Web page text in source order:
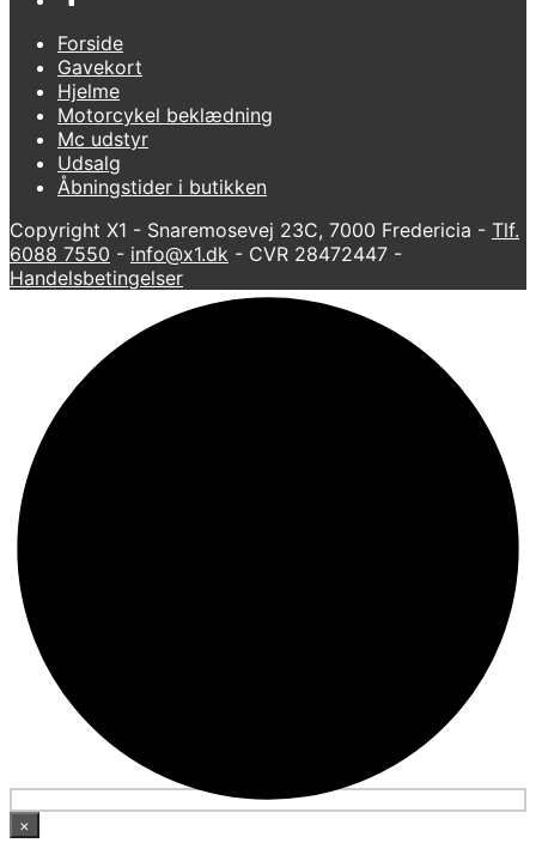
Forside
Gavekort
Hjelme
Motorcykel beklædning
Mc udstyr
Udsalg
Åbningstider i butikken
Copyright X1 - Snaremosevej 23C, 7000 Fredericia - Tlf.
6088 7550 - info@x1.dk - CVR 28472447 -
Handelsbetingelser
×